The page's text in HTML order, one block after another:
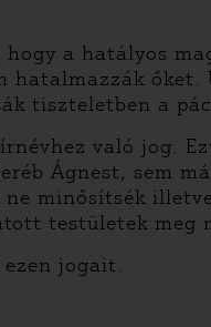
a hatályos
hatalmazzák
tiszteletben a
való jog.
Ágnest, sem
ne minősítsék
testületek meg
jogait.